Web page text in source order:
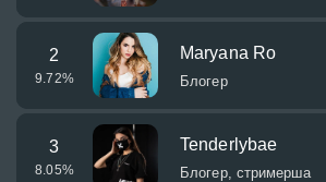
2
9.72%
Maryana Ro
Блогер
3
8.05%
Tenderlybae
Блогер, стримерша